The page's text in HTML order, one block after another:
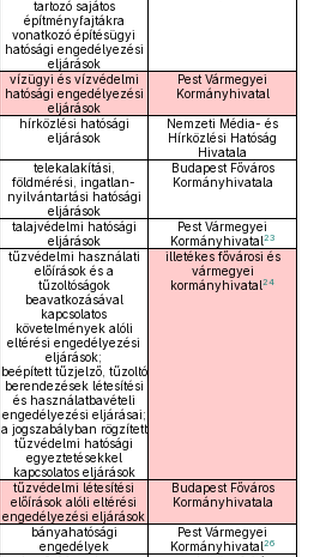
tartozó sajátos
építményfajtákra
vonatkozó építésügyi
hatósági engedélyezési
eljárások
vízügyi és vízvédelmi
hatósági engedélyezési
eljárások
Pest Vármegyei
Kormányhivatal
hírközlési hatósági
eljárások
Nemzeti Média- és
Hírközlési Hatóság
Hivatala
telekalakítási,
földmérési, ingatlan-
nyilvántartási hatósági
eljárások
Budapest Főváros
Kormányhivatala
talajvédelmi hatósági
eljárások
Pest Vármegyei
Kormányhivatal23
tűzvédelmi használati
előírások és a
tűzoltóságok
beavatkozásával
kapcsolatos
követelmények alóli
eltérési engedélyezési
eljárások;
beépített tűzjelző, tűzoltó
berendezések létesítési
és használatbavételi
engedélyezési eljárásai;
a jogszabályban rögzített
tűzvédelmi hatósági
egyeztetésekkel
kapcsolatos eljárások
illetékes fővárosi és
vármegyei
kormányhivatal24
tűzvédelmi létesítési
előírások alóli eltérési
engedélyezési eljárások
Budapest Főváros
Kormányhivatala
bányahatósági
engedélyek
Pest Vármegyei
Kormányhivatal26